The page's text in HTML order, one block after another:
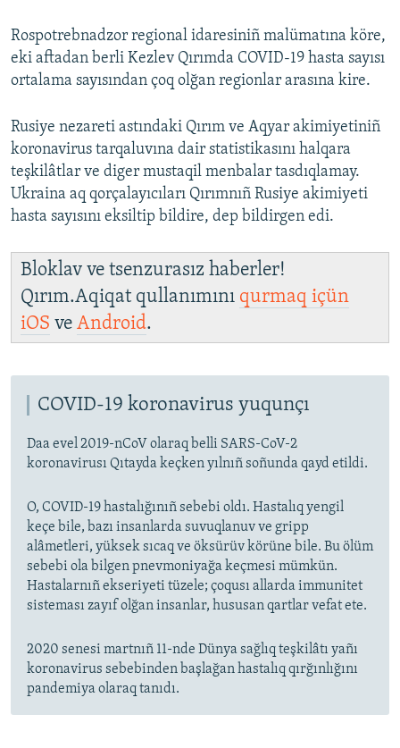
Rospotrebnadzor regional idaresiniñ malümatına köre,
eki aftadan berli Kezlev Qırımda COVID-19 hasta sayısı
ortalama sayısından çoq olğan regionlar arasına kire.
Rusiye nezareti astındaki Qırım ve Aqyar akimiyetiniñ
koronavirus tarqaluvına dair statistikasını halqara
teşkilâtlar ve diger mustaqil menbalar tasdıqlamay.
Ukraina aq qorçalayıcıları Qırımnıñ Rusiye akimiyeti
hasta sayısını eksiltip bildire, dep bildirgen edi.
Bloklav ve tsenzurasız haberler!
Qırım.Aqiqat qullanımını qurmaq içün
iOS ve Android.
COVID-19 koronavirus yuqunçı
Daa evel 2019-nCoV olaraq belli SARS-CoV-2
koronavirusı Qıtayda keçken yılnıñ soñunda qayd etildi.
O, COVID-19 hastalığınıñ sebebi oldı. Hastalıq yengil
keçe bile, bazı insanlarda suvuqlanuv ve gripp
alâmetleri, yüksek sıcaq ve öksürüv körüne bile. Bu ölüm
sebebi ola bilgen pnevmoniyağa keçmesi mümkün.
Hastalarnıñ ekseriyeti tüzele; çoqusı allarda immunitet
sisteması zayıf olğan insanlar, hususan qartlar vefat ete.
2020 senesi martnıñ 11-nde Dünya sağlıq teşkilâtı yañı
koronavirus sebebinden başlağan hastalıq qırğınlığını
pandemiya olaraq tanıdı.